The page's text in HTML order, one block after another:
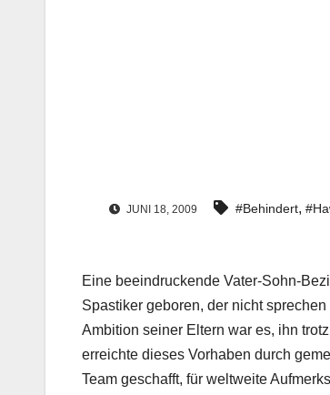
JUNI 18, 2009 #Behindert,
Eine beeindruckende Vater-Sohn-
Spastiker geboren, der nicht
Ambition seiner Eltern war es, ihn
erreichte dieses Vorhaben durch
Team geschafft, für weltweite